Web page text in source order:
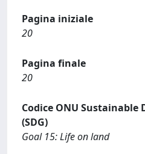
Pagina iniziale
20
Pagina finale
20
Codice ONU Sustainable
(SDG)
Goal 15: Life on land